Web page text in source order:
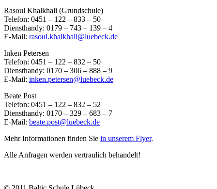
Rasoul Khalkhali (Grundschule)
Telefon: 0451 – 122 – 833 – 50
Diensthandy: 0179 – 743 – 139 – 4
E-Mail: rasoul.khalkhali@luebeck.de
Inken Petersen
Telefon: 0451 – 122 – 832 – 50
Diensthandy: 0170 – 306 – 888 – 9
E-Mail: inken.petersen@luebeck.de
Beate Post
Telefon: 0451 – 122 – 832 – 52
Diensthandy: 0170 – 329 – 683 – 7
E-Mail: beate.post@luebeck.de
Mehr Informationen finden Sie in unserem Flyer.
Alle Anfragen werden vertraulich behandelt!